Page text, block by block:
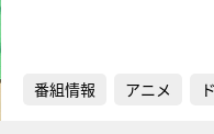
番組情報 アニメ